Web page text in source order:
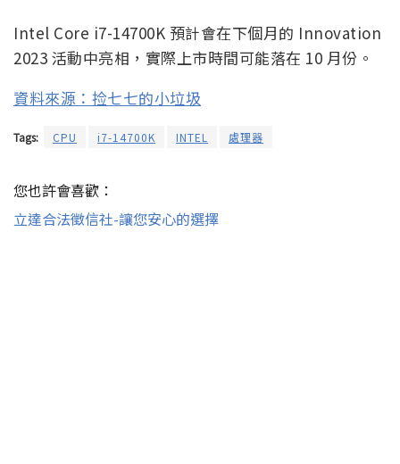
Intel Core i7-14700K 預計會在下個月的 Innovation
2023 活動中亮相，實際上市時間可能落在 10 月份。
資料來源：捡七七的小垃圾
Tags: CPU i7-14700K INTEL 處理器
您也許會喜歡：
立達合法徵信社-讓您安心的選擇